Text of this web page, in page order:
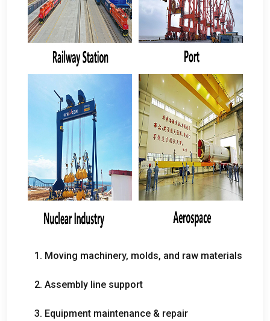
1. Moving machinery, molds, and raw materials
2. Assembly line support
3. Equipment maintenance & repair